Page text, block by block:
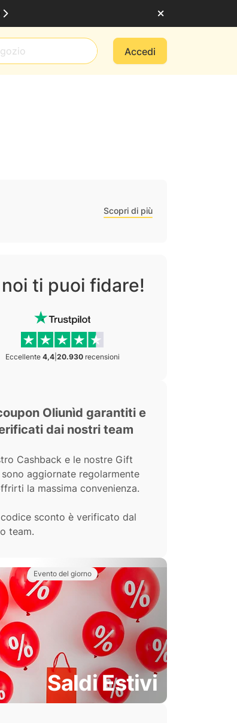
Accedi
Scopri di più
ti puoi fidare!
Eccellente 4,4| 20.930recensioni
Oliunìd garantiti e
dai nostri team
Cashback e le nostre Gift
aggiornate regolarmente
la massima convenienza.
sconto è verificato dal
team.
Evento del giorno
Saldi Estivi